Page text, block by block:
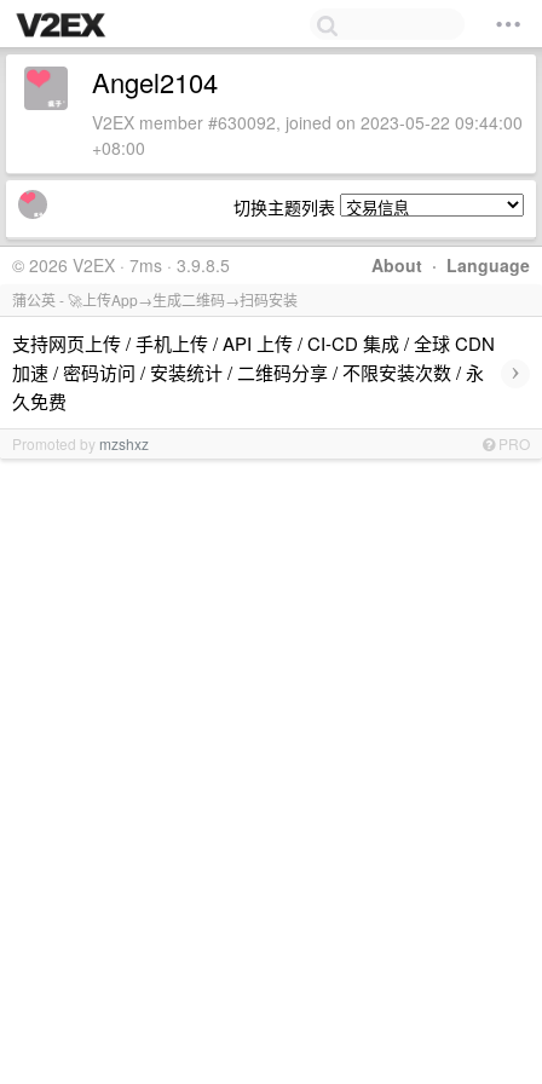
Angel2104
V2EX member #630092, joined on 2023-05-22 09:44:00
+08:00
切换主题列表
About · Language
© 2026 V2EX · 7ms · 3.9.8.5
蒲公英 - 🚀上传App→生成二维码→扫码安装
支持网页上传 / 手机上传 / API 上传 / CI-CD 集成 / 全球 CDN
加速 / 密码访问 / 安装统计 / 二维码分享 / 不限安装次数 / 永
久免费
›
Promoted by mzshxz PRO